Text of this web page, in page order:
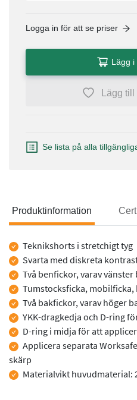
Logga in för att se priser
Lägg i
Lägg
Se lista på alla
Produktinformation
Teknikshorts i stretchigt tyg
Svarta med diskreta
Två benfickor, varav
Tumstocksficka,
Två bakfickor, varav höger
YKK-dragkedja och D-ring
D-ring i midja för att
Applicera separata
skärp
Materialvikt huvudmaterial: